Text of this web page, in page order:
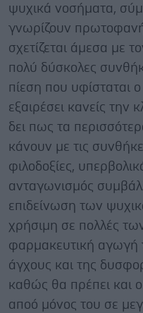
ψυχικά νοσήματα,
γνωρίζουν
σχετίζεται άμεσα με
πολύ δύσκολες
πίεση που υφίσταται
εξαιρέσει κανείς την
δει πως τα
κάνουν με τις
φιλοδοξίες,
ανταγωνισμός
επιδείνωση των
χρήσιμη σε πολλές
φαρμακευτική αγωγή
άγχους και της
καθώς θα πρέπει και
αποό μόνος του σε